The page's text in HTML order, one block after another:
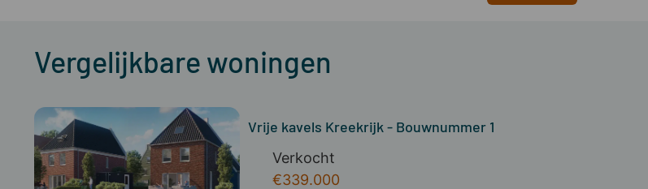
Vergelijkbare woningen
Vrije kavels Kreekrijk - Bouwnummer 1
Verkocht
€339.000